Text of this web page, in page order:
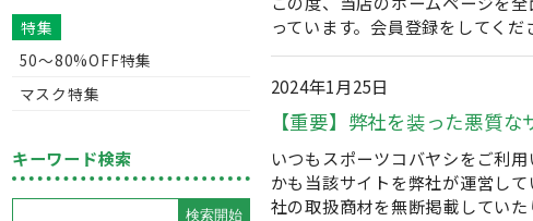
っています。会員登録をしてく
2024年1月25日
【重要】弊社を装った悪質な
いつもスポーツコバヤシをご利
かも当該サイトを弊社が運営し
社の取扱商材を無断掲載してい
特集
50〜80%OFF特集
マスク特集
キーワード検索